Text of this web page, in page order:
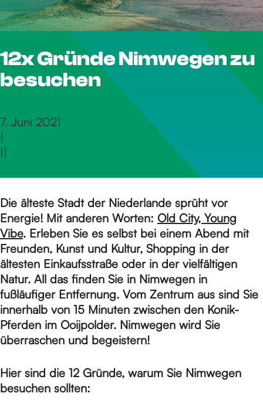
S
i
e
u
r
H
o
m
12x Gründe Nimwegen zu
besuchen
7. Juni 2021
|
||
Die älteste Stadt der Niederlande sprüht vor
Energie! Mit anderen Worten: Old City, Young
Vibe. Erleben Sie es selbst bei einem Abend mit
Freunden, Kunst und Kultur, Shopping in der
ältesten Einkaufsstraße oder in der vielfältigen
Natur. All das finden Sie in Nimwegen in
fußläufiger Entfernung. Vom Zentrum aus sind Sie
innerhalb von 15 Minuten zwischen den Konik-
Pferden im Ooijpolder. Nimwegen wird Sie
überraschen und begeistern!
Hier sind die 12 Gründe, warum Sie Nimwegen
besuchen sollten: